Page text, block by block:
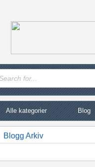
Alle kategorier Blog
Blogg Arkiv